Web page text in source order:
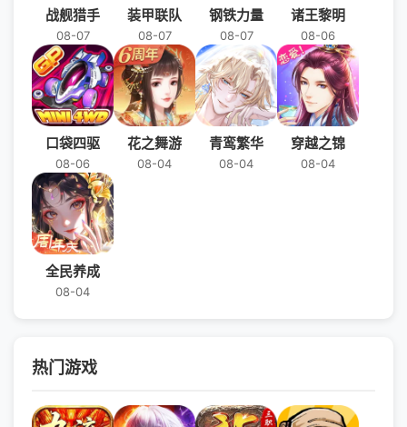
战舰猎手
08-07
装甲联队
08-07
钢铁力量
08-07
诸王黎明
08-06
口袋四驱
08-06
花之舞游
08-04
青鸾繁华
08-04
穿越之锦
08-04
全民养成
08-04
热门游戏